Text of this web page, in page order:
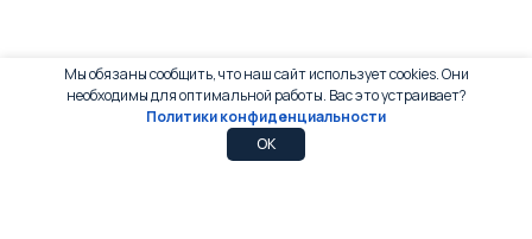
Мы обязаны сообщить, что наш сайт использует cookies. Они
необходимы для оптимальной работы. Вас это устраивает?
Политики конфиденциальности
OK